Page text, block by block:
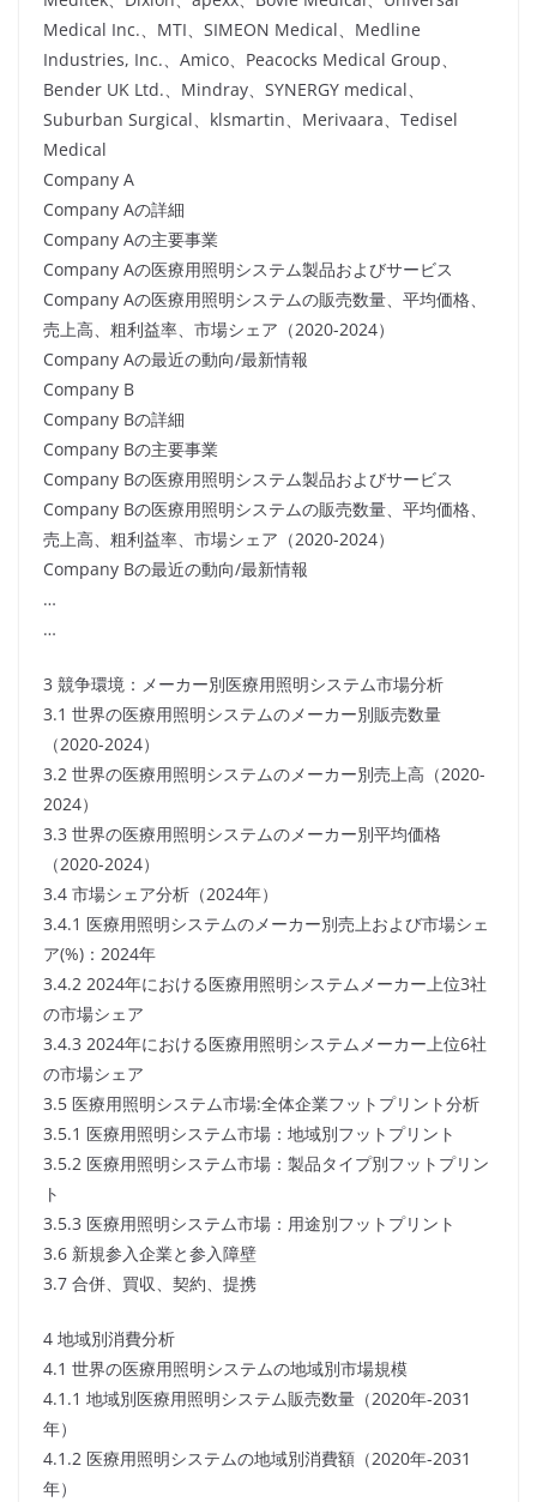
Medical Inc.、MTI、SIMEON Medical、Medline
Industries, Inc.、Amico、Peacocks Medical Group、
Bender UK Ltd.、Mindray、SYNERGY medical、
Suburban Surgical、klsmartin、Merivaara、Tedisel
Medical
Company A
Company Aの詳細
Company Aの主要事業
Company Aの医療用照明システム製品およびサービス
Company Aの医療用照明システムの販売数量、平均価格、
売上高、粗利益率、市場シェア（2020-2024）
Company Aの最近の動向/最新情報
Company B
Company Bの詳細
Company Bの主要事業
Company Bの医療用照明システム製品およびサービス
Company Bの医療用照明システムの販売数量、平均価格、
売上高、粗利益率、市場シェア（2020-2024）
Company Bの最近の動向/最新情報
…
…
3 競争環境：メーカー別医療用照明システム市場分析
3.1 世界の医療用照明システムのメーカー別販売数量
（2020-2024）
3.2 世界の医療用照明システムのメーカー別売上高（2020-
2024）
3.3 世界の医療用照明システムのメーカー別平均価格
（2020-2024）
3.4 市場シェア分析（2024年）
3.4.1 医療用照明システムのメーカー別売上および市場シェ
ア(%)：2024年
3.4.2 2024年における医療用照明システムメーカー上位3社
の市場シェア
3.4.3 2024年における医療用照明システムメーカー上位6社
の市場シェア
3.5 医療用照明システム市場:全体企業フットプリント分析
3.5.1 医療用照明システム市場：地域別フットプリント
3.5.2 医療用照明システム市場：製品タイプ別フットプリン
ト
3.5.3 医療用照明システム市場：用途別フットプリント
3.6 新規参入企業と参入障壁
3.7 合併、買収、契約、提携
4 地域別消費分析
4.1 世界の医療用照明システムの地域別市場規模
4.1.1 地域別医療用照明システム販売数量（2020年-2031
年）
4.1.2 医療用照明システムの地域別消費額（2020年-2031
年）